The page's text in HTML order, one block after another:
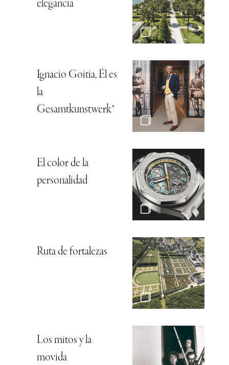
elegancia
Ignacio Goitia, Él es
la
Gesamtkunstwerk*
El color de la
personalidad
Ruta de fortalezas
Los mitos y la
movida